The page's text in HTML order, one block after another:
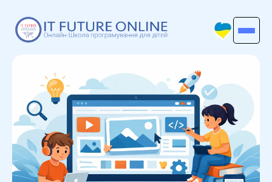
Курси створення сайтів для дітей: як обрати